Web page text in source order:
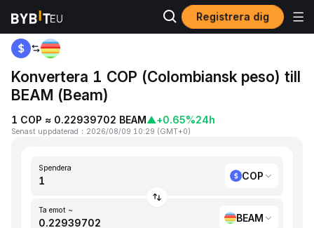
Registrera dig
Hem COP to BEAM
Konvertera 1 COP (Colombiansk peso) till
BEAM (Beam)
1 COP ≈ 0.22939702 BEAM▲+0.65%24h
Senast uppdaterad ： 2026/08/09 10:29 (GMT+0)
Spendera
COP
Ta emot ~
BEAM